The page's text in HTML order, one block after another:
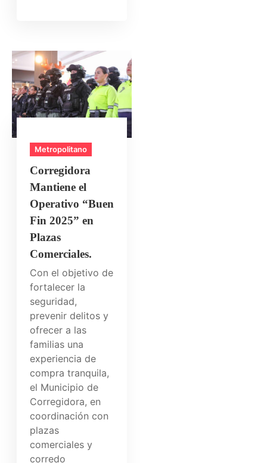
Metropolitano
Corregidora
Mantiene el
Operativo “Buen
Fin 2025” en
Plazas
Comerciales.
Con el objetivo de
fortalecer la
seguridad,
prevenir delitos y
ofrecer a las
familias una
experiencia de
compra tranquila,
el Municipio de
Corregidora, en
coordinación con
plazas
comerciales y
corredo